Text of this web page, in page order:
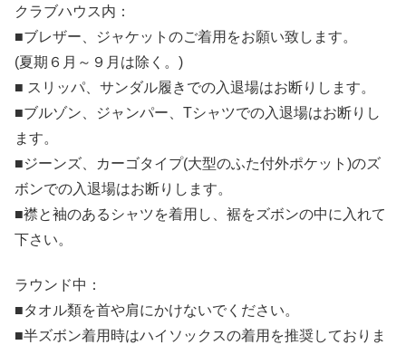
クラブハウス内：
■ブレザー、ジャケットのご着用をお願い致します。
(夏期６月～９月は除く。)
■ スリッパ、サンダル履きでの入退場はお断りします。
■ブルゾン、ジャンパー、Tシャツでの入退場はお断りし
ます。
■ジーンズ、カーゴタイプ(大型のふた付外ポケット)のズ
ボンでの入退場はお断りします。
■襟と袖のあるシャツを着用し、裾をズボンの中に入れて
下さい。
ラウンド中：
■タオル類を首や肩にかけないでください。
■半ズボン着用時はハイソックスの着用を推奨しておりま